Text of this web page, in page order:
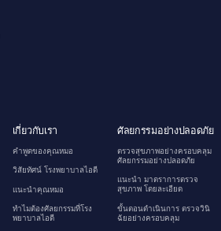
เกี่ยวกับเรา
คำพูดของคุณหมอ
วิสัยทัศน์ โรงพยาบาลไอดี
แนะนำคุณหมอ
ทำไมต้องศัลยกรรมที่โรง
พยาบาลไอดี
ศัลยกรรมอย่างปลอดภัย
ตรวจสุขภาพอย่างครอบคลุม
ศัลยกรรมอย่างปลอดภัย
แนะนำ มาตราการตรวจ
สุขภาพ โดยละเอียด
ขั้นตอนดำเนินการ ตรวจวินิ
ฉัยอย่างครอบคลุม